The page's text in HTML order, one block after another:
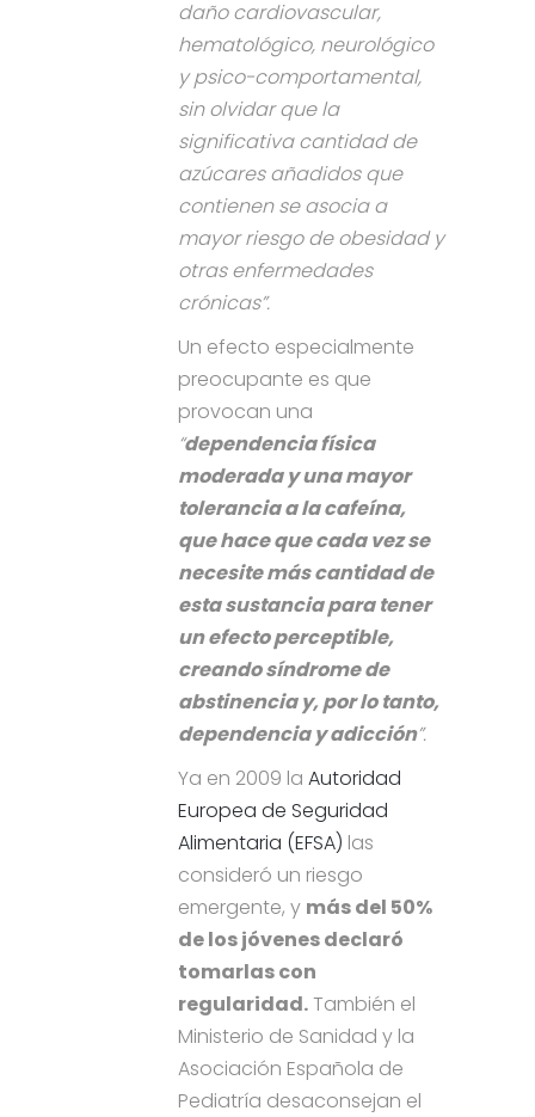
daño cardiovascular,
hematológico, neurológico
y psico-comportamental,
sin olvidar que la
significativa cantidad de
azúcares añadidos que
contienen se asocia a
mayor riesgo de obesidad y
otras enfermedades
crónicas”.
Un efecto especialmente
preocupante es que
provocan una
“dependencia física
moderada y una mayor
tolerancia a la cafeína,
que hace que cada vez se
necesite más cantidad de
esta sustancia para tener
un efecto perceptible,
creando síndrome de
abstinencia y, por lo tanto,
dependencia y adicción”.
Ya en 2009 la Autoridad
Europea de Seguridad
Alimentaria (EFSA) las
consideró un riesgo
emergente, y más del 50%
de los jóvenes declaró
tomarlas con
regularidad.También el
Ministerio de Sanidad y la
Asociación Española de
Pediatría desaconsejan el